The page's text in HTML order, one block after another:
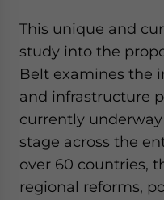
This unique and
study into the
Belt examines the
and infrastructure
currently
stage across the
over 60 countries,
regional reforms,